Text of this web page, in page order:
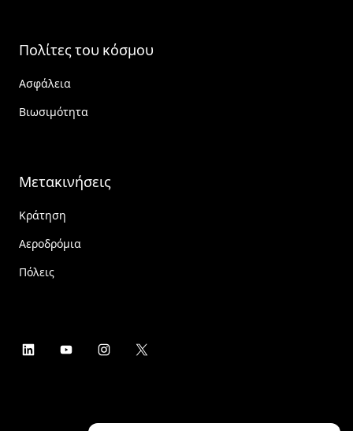
Πολίτες του κόσμου
Ασφάλεια
Βιωσιμότητα
Μετακινήσεις
Κράτηση
Αεροδρόμια
Πόλεις